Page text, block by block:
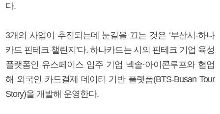
다.
3개의 사업이 추진되는데 눈길을 끄는 것은 ‘부산시-하나
카드 핀테크 챌린지’다. 하나카드는 시의 핀테크 기업 육성
플랫폼인 유스페이스 입주 기업 넥솔·아이콘루프와 협업
해 외국인 카드결제 데이터 기반 플랫폼(BTS-Busan Tour
Story)을 개발해 운영한다.